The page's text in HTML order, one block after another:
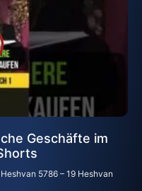
Geschäfte im
5786 – 19 Heshvan